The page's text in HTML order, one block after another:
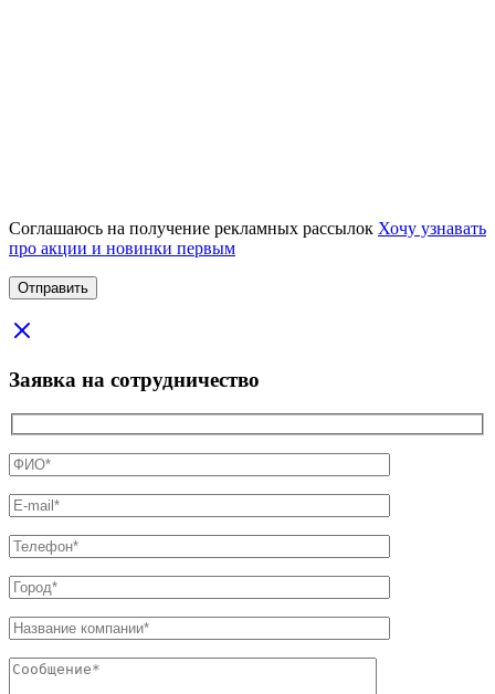
Соглашаюсь на получение рекламных рассылок Хочу узнавать
про акции и новинки первым
Заявка на сотрудничество